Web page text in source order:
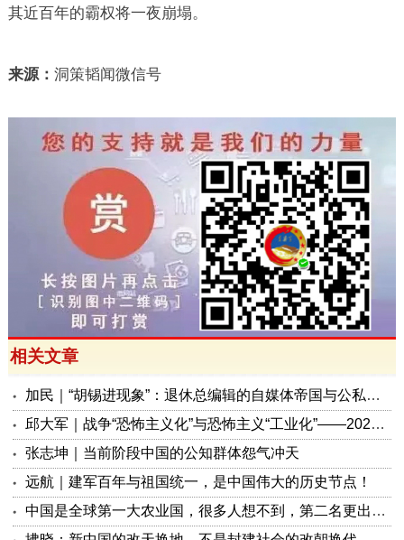
其近百年的霸权将一夜崩塌。
来源： 洞策韬闻微信号
相关文章
加民｜“胡锡进现象”：退休总编辑的自媒体帝国与公私边界之问
邱大军｜战争“恐怖主义化”与恐怖主义“工业化”——2026年混合冲突模式观察报告
张志坤｜当前阶段中国的公知群体怨气冲天
远航｜建军百年与祖国统一，是中国伟大的历史节点！
中国是全球第一大农业国，很多人想不到，第二名更出人意料